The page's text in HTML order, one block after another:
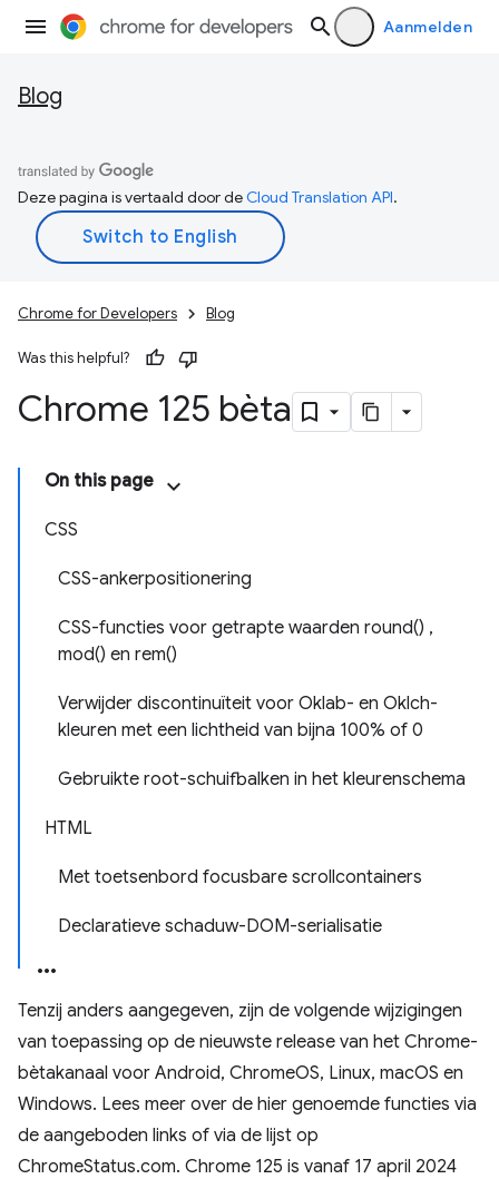
Aanmelden
Blog
Deze pagina is vertaald door deCloud Translation API.
Chrome for Developers Blog
Was this helpful?
Chrome 125 bèta
On this page
CSS
CSS-ankerpositionering
CSS-functies voor getrapte waarden round() ,
mod() en rem()
Verwijder discontinuïteit voor Oklab- en Oklch-
kleuren met een lichtheid van bijna 100% of 0
Gebruikte root-schuifbalken in het kleurenschema
HTML
Met toetsenbord focusbare scrollcontainers
Declaratieve schaduw-DOM-serialisatie
Tenzij anders aangegeven, zijn de volgende wijzigingen
van toepassing op de nieuwste release van het Chrome-
bètakanaal voor Android, ChromeOS, Linux, macOS en
Windows. Lees meer over de hier genoemde functies via
de aangeboden links of via de lijst op
ChromeStatus.com. Chrome 125 is vanaf 17 april 2024